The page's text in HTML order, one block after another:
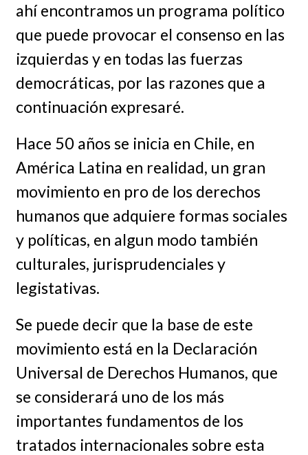
ahí encontramos un programa político
que puede provocar el consenso en las
izquierdas y en todas las fuerzas
democráticas, por las razones que a
continuación expresaré.
Hace 50 años se inicia en Chile, en
América Latina en realidad, un gran
movimiento en pro de los derechos
humanos que adquiere formas sociales
y políticas, en algun modo también
culturales, jurisprudenciales y
legistativas.
Se puede decir que la base de este
movimiento está en la Declaración
Universal de Derechos Humanos, que
se considerará uno de los más
importantes fundamentos de los
tratados internacionales sobre esta